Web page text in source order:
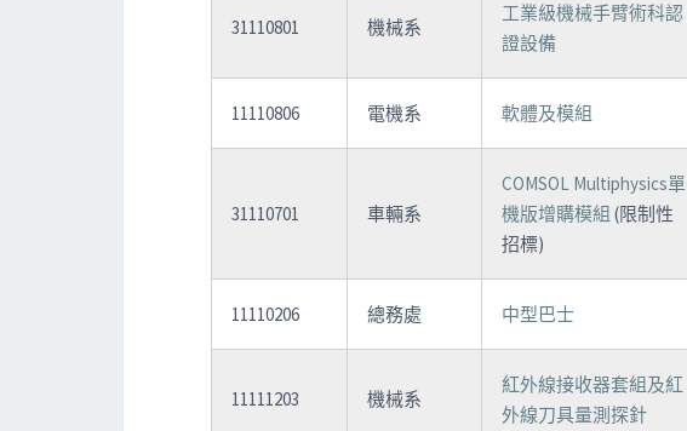
31110801 機械系
工業級機械手臂術科認
證設備
11110806 電機系 軟體及模組
31110701 車輛系
COMSOL Multiphysics單
機版增購模組(限制性
招標)
11110206 總務處 中型巴士
11111203 機械系
紅外線接收器套組及紅
外線刀具量測探針